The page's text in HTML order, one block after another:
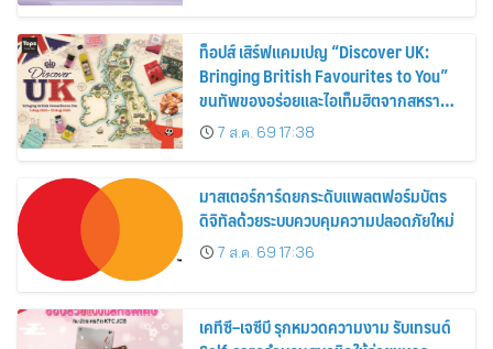
ท็อปส์ เสิร์ฟแคมเปญ “Discover UK:
Bringing British Favourites to You”
ขนทัพของอร่อยและไอเท็มฮิตจากสหราช
อาณาจักร ส่งตรงถึงมือตั้งแต่วันนี้ – 18
สิงหาคมนี้
7 ส.ค. 69 17:38
มาสเตอร์การ์ดยกระดับแพลตฟอร์มบัตร
ดิจิทัลด้วยระบบควบคุมความปลอดภัยใหม่
7 ส.ค. 69 17:36
เคทีซี–เจซีบี รุกหมวดความงาม รับเทรนด์